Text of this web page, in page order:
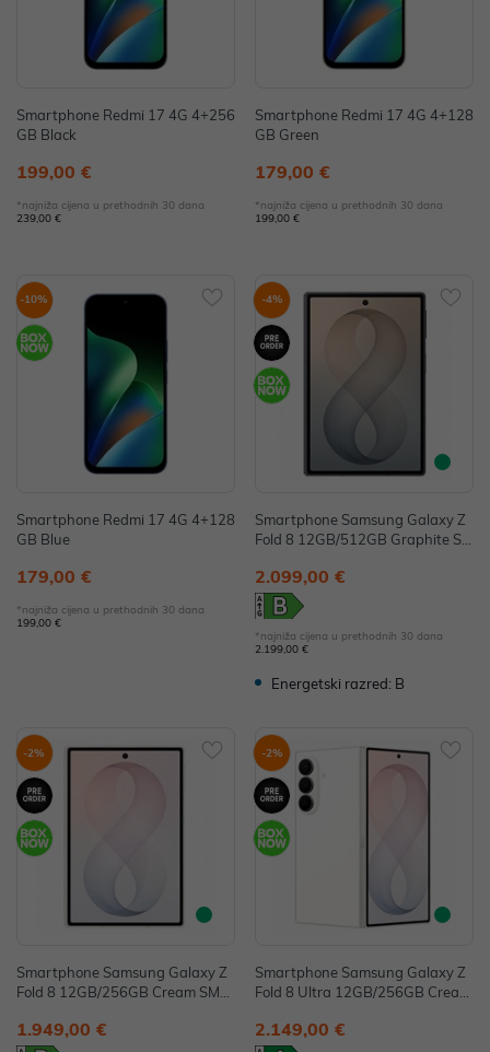
Smartphone Redmi 17 4G 4+256
GB Black
199,00 €
*najniža cijena u prethodnih 30 dana
239,00 €
Smartphone Redmi 17 4G 4+128
GB Green
179,00 €
*najniža cijena u prethodnih 30 dana
199,00 €
-10%
Smartphone Redmi 17 4G 4+128
GB Blue
179,00 €
*najniža cijena u prethodnih 30 dana
199,00 €
-4%
Smartphone Samsung Galaxy Z
Fold 8 12GB/512GB Graphite SM
2.099,00 €
*najniža cijena u prethodnih 30 dana
2.199,00 €
Energetski razred: B
-2%
Smartphone Samsung Galaxy Z
Fold 8 12GB/256GB Cream SM-F
1.949,00 €
-2%
Smartphone Samsung Galaxy Z
Fold 8 Ultra 12GB/256GB Cream
2.149,00 €